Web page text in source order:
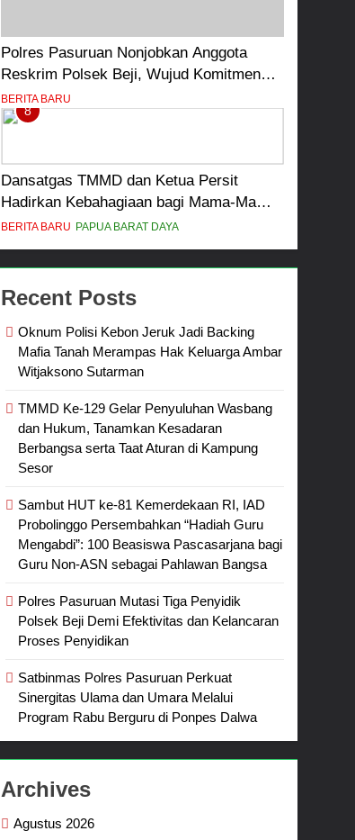
Polres Pasuruan Nonjobkan Anggota
Reskrim Polsek Beji, Wujud Komitmen
Transparansi Penanganan Dugaan
Penganiayaan
BERITA BARU
8
Dansatgas TMMD dan Ketua Persit
Hadirkan Kebahagiaan bagi Mama-Mama
dan Anak-Anak Kampung Sesor
BERITA BARU PAPUA BARAT DAYA
Recent Posts
Oknum Polisi Kebon Jeruk Jadi Backing
Mafia Tanah Merampas Hak Keluarga Ambar
Witjaksono Sutarman
TMMD Ke-129 Gelar Penyuluhan Wasbang
dan Hukum, Tanamkan Kesadaran
Berbangsa serta Taat Aturan di Kampung
Sesor
Sambut HUT ke-81 Kemerdekaan RI, IAD
Probolinggo Persembahkan “Hadiah Guru
Mengabdi”: 100 Beasiswa Pascasarjana bagi
Guru Non-ASN sebagai Pahlawan Bangsa
Polres Pasuruan Mutasi Tiga Penyidik
Polsek Beji Demi Efektivitas dan Kelancaran
Proses Penyidikan
Satbinmas Polres Pasuruan Perkuat
Sinergitas Ulama dan Umara Melalui
Program Rabu Berguru di Ponpes Dalwa
Archives
Agustus 2026